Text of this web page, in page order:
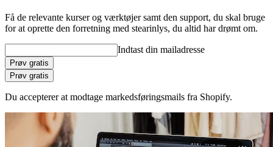
Få de relevante kurser og værktøjer samt den support, du skal bruge
for at oprette den forretning med stearinlys, du altid har drømt om.
Indtast din mailadresse
Prøv gratis
Prøv gratis
Du accepterer at modtage markedsføringsmails fra Shopify.